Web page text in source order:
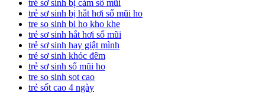
trẻ sơ sinh bị cảm sổ mũi
trẻ sơ sinh bị hắt hơi sổ mũi ho
tre so sinh bi ho kho khe
trẻ sơ sinh hắt hơi sổ mũi
trẻ sơ sinh hay giật mình
trẻ sơ sinh khóc đêm
trẻ sơ sinh sổ mũi ho
tre so sinh sot cao
trẻ sốt cao 4 ngày